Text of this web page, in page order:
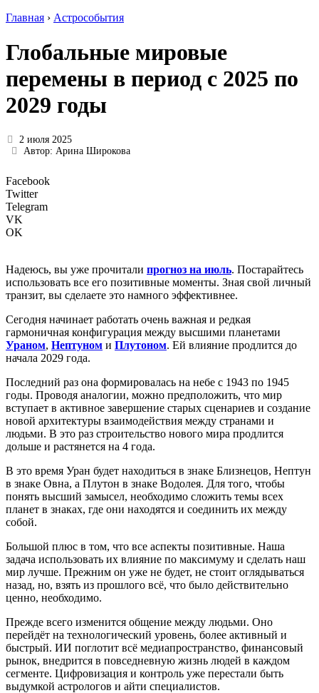
Главная › Астрособытия
Глобальные мировые
перемены в период с 2025 по
2029 годы
2 июля 2025
Автор: Арина Широкова
Facebook
Twitter
Telegram
VK
OK
Надеюсь, вы уже прочитали прогноз на июль. Постарайтесь
использовать все его позитивные моменты. Зная свой личный
транзит, вы сделаете это намного эффективнее.
Сегодня начинает работать очень важная и редкая
гармоничная конфигурация между высшими планетами
Ураном, Нептуном и Плутоном. Ей влияние продлится до
начала 2029 года.
Последний раз она формировалась на небе с 1943 по 1945
годы. Проводя аналогии, можно предположить, что мир
вступает в активное завершение старых сценариев и создание
новой архитектуры взаимодействия между странами и
людьми. В это раз строительство нового мира продлится
дольше и растянется на 4 года.
В это время Уран будет находиться в знаке Близнецов, Нептун
в знаке Овна, а Плутон в знаке Водолея. Для того, чтобы
понять высший замысел, необходимо сложить темы всех
планет в знаках, где они находятся и соединить их между
собой.
Большой плюс в том, что все аспекты позитивные. Наша
задача использовать их влияние по максимуму и сделать наш
мир лучше. Прежним он уже не будет, не стоит оглядываться
назад, но, взять из прошлого всё, что было действительно
ценно, необходимо.
Прежде всего изменится общение между людьми. Оно
перейдёт на технологический уровень, более активный и
быстрый. ИИ поглотит всё медиапространство, финансовый
рынок, внедрится в повседневную жизнь людей в каждом
сегменте. Цифровизация и контроль уже перестали быть
выдумкой астрологов и айти специалистов.